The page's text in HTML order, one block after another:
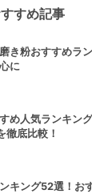
すめ記事
き粉おすすめラ
に
め人気ランキン
徹底比較！
キング52選！お